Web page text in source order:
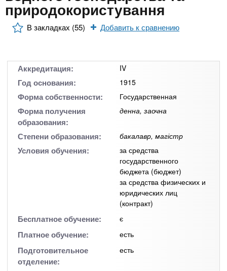
n
t
s
n
o
х
е
Онлайн курсы
За рубежом
природокористування
В закладках (55) Добавить к сравнению
Аккредитация: IV
Год основания: 1915
Форма собственности: Государственная
Форма получения
образования:
денна, заочна
Степени образования: бакалавр, магістр
Условия обучения:
за средства
государственного
бюджета (бюджет)
за средства физических и
юридических лиц
(контракт)
Бесплатное обучение: є
Платное обучение: есть
Подготовительное
отделение:
есть